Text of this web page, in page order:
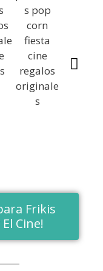
Frikis
Cine!